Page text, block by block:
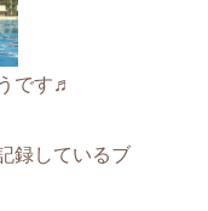
です♬
録しているブ